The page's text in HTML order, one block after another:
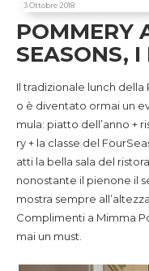
3 Ottobre 2018
POMMERY
SEASONS,
Il tradizionale lunch
o è diventato ormai un
mula: piatto dell’anno +
ry + la classe del
atti la bella sala del
nonostante il pienone il
mostra sempre all’altezza.
Complimenti a Mimma
mai un must.